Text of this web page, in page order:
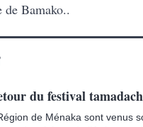
de Bamako..
du festival
de Ménaka sont venus